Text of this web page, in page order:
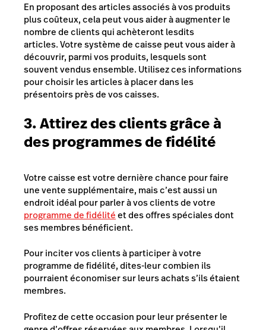
En proposant des articles associés à vos produits
plus coûteux, cela peut vous aider à augmenter le
nombre de clients qui achèteront lesdits
articles. Votre système de caisse peut vous aider à
découvrir, parmi vos produits, lesquels sont
souvent vendus ensemble. Utilisez ces informations
pour choisir les articles à placer dans les
présentoirs près de vos caisses.
3. Attirez des clients grâce à
des programmes de fidélité
Votre caisse est votre dernière chance pour faire
une vente supplémentaire, mais c’est aussi un
endroit idéal pour parler à vos clients de votre
programme de fidélitéet des offres spéciales dont
ses membres bénéficient.
Pour inciter vos clients à participer à votre
programme de fidélité, dites-leur combien ils
pourraient économiser sur leurs achats s’ils étaient
membres.
Profitez de cette occasion pour leur présenter le